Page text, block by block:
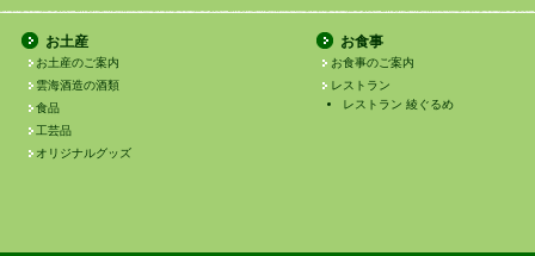
お土産
お土産のご案内
雲海酒造の酒類
食品
工芸品
オリジナルグッズ
お食事
お食事のご案内
レストラン
レストラン 綾ぐるめ